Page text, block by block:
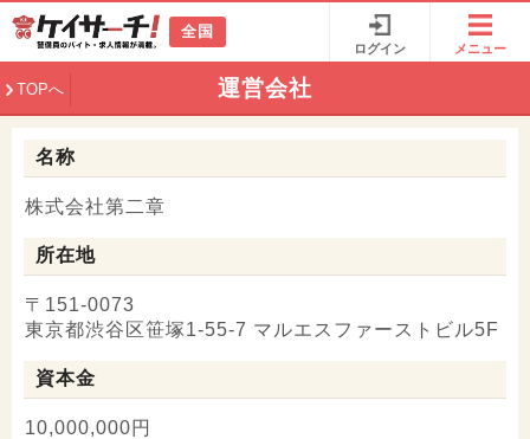
全国
ログイン メニュー
運営会社
TOPへ
名称
株式会社第二章
所在地
〒151-0073
東京都渋谷区笹塚1-55-7 マルエスファーストビル5F
資本金
10,000,000円